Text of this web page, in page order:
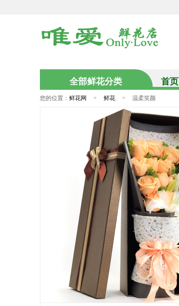
全部鲜花分类 首页
您的位置： 鲜花网 > 鲜花 > 温柔笑颜